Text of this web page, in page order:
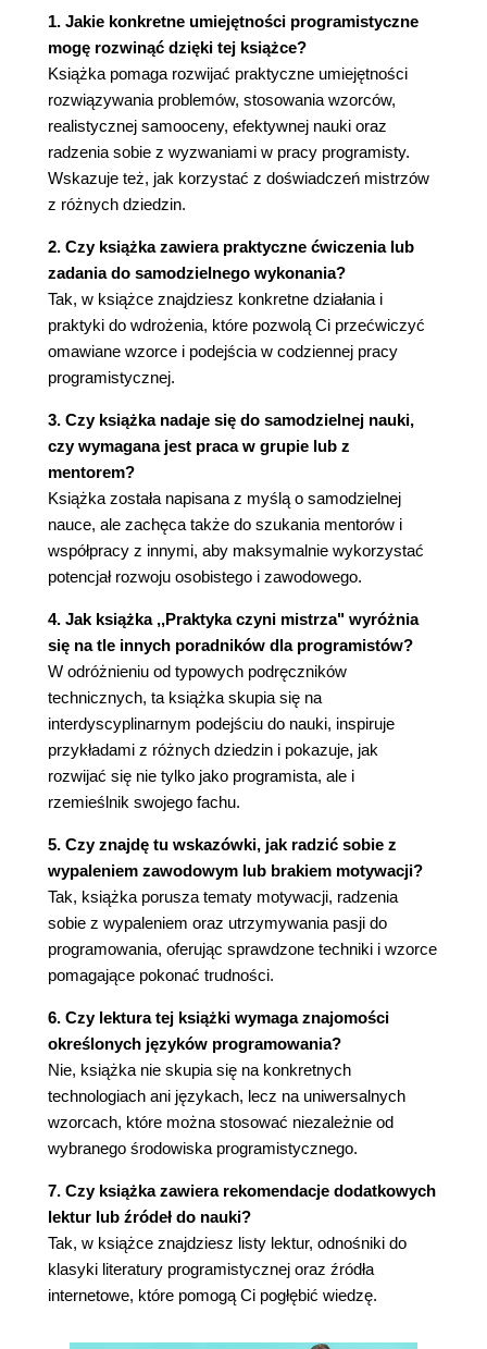
Działanie
Zobacz również
Konkretne Umiejętności
Kontekst
Problem
Rozwiązanie
Działanie
Zobacz również
Przyznaj Się Do Niewiedzy
Kontekst
Problem
Rozwiązanie
Działanie
Zobacz również
Kontekst
Problem
Działanie
Zobacz również
Głęboka Woda
Kontekst
Rozwiązanie
Działanie
Zobacz również
Wycofaj Się Do Kompetencji
Kontekst
Problem
Rozwiązanie
Działanie
Zobacz również
Podsumowanie
Rozdział 3. Idąc długą drogą
Długa Droga
Kontekst
Problem
Działanie
Zobacz również
Rzemiosło Ponad Sztuką
Kontekst
Problem
Rozwiązanie
Działanie
Zobacz również
Trwałe Motywacje
Problem
Działanie
1. Jakie konkretne umiejętności programistyczne
mogę rozwinąć dzięki tej książce?
Książka pomaga rozwijać praktyczne umiejętności
rozwiązywania problemów, stosowania wzorców,
realistycznej samooceny, efektywnej nauki oraz
radzenia sobie z wyzwaniami w pracy programisty.
Wskazuje też, jak korzystać z doświadczeń mistrzów
z różnych dziedzin.
2. Czy książka zawiera praktyczne ćwiczenia lub
zadania do samodzielnego wykonania?
Tak, w książce znajdziesz konkretne działania i
praktyki do wdrożenia, które pozwolą Ci przećwiczyć
omawiane wzorce i podejścia w codziennej pracy
programistycznej.
3. Czy książka nadaje się do samodzielnej nauki,
czy wymagana jest praca w grupie lub z
mentorem?
Książka została napisana z myślą o samodzielnej
nauce, ale zachęca także do szukania mentorów i
współpracy z innymi, aby maksymalnie wykorzystać
potencjał rozwoju osobistego i zawodowego.
4. Jak książka ,,Praktyka czyni mistrza" wyróżnia
się na tle innych poradników dla programistów?
W odróżnieniu od typowych podręczników
technicznych, ta książka skupia się na
interdyscyplinarnym podejściu do nauki, inspiruje
przykładami z różnych dziedzin i pokazuje, jak
rozwijać się nie tylko jako programista, ale i
rzemieślnik swojego fachu.
5. Czy znajdę tu wskazówki, jak radzić sobie z
wypaleniem zawodowym lub brakiem motywacji?
Tak, książka porusza tematy motywacji, radzenia
sobie z wypaleniem oraz utrzymywania pasji do
programowania, oferując sprawdzone techniki i wzorce
pomagające pokonać trudności.
6. Czy lektura tej książki wymaga znajomości
określonych języków programowania?
Nie, książka nie skupia się na konkretnych
technologiach ani językach, lecz na uniwersalnych
wzorcach, które można stosować niezależnie od
wybranego środowiska programistycznego.
7. Czy książka zawiera rekomendacje dodatkowych
lektur lub źródeł do nauki?
Tak, w książce znajdziesz listy lektur, odnośniki do
klasyki literatury programistycznej oraz źródła
internetowe, które pomogą Ci pogłębić wiedzę.